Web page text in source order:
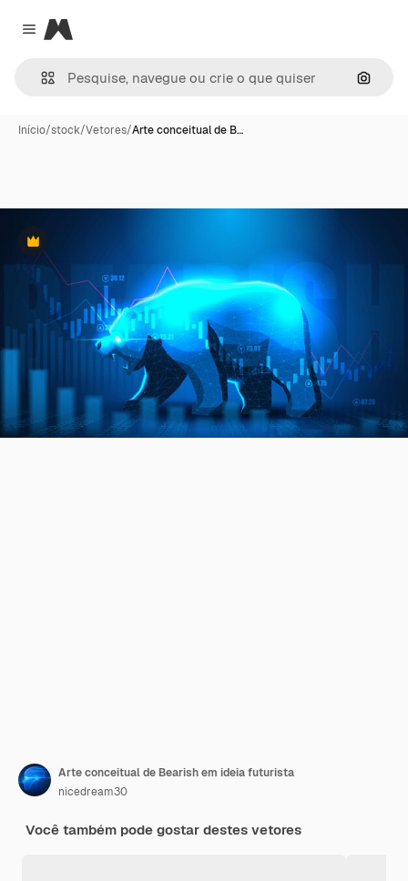
Close menu
Magnific
Início/stock/Vetores/Arte conceitual de B…
Premium
Arte conceitual de Bearish em ideia futurista
nicedream30
Você também pode gostar destes vetores